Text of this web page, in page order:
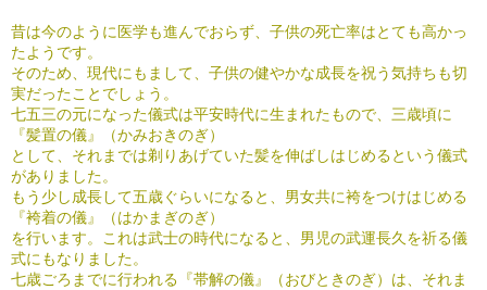
昔は今のように医学も進んでおらず、子供の死亡率はとても高かっ
たようです。
そのため、現代にもまして、子供の健やかな成長を祝う気持ちも切
実だったことでしょう。
七五三の元になった儀式は平安時代に生まれたもので、三歳頃に
『髪置の儀』（かみおきのぎ）
として、それまでは剃りあげていた髪を伸ばしはじめるという儀式
がありました。
もう少し成長して五歳ぐらいになると、男女共に袴をつけはじめる
『袴着の儀』（はかまぎのぎ）
を行います。これは武士の時代になると、男児の武運長久を祈る儀
式にもなりました。
七歳ごろまでに行われる『帯解の儀』（おびときのぎ）は、それま